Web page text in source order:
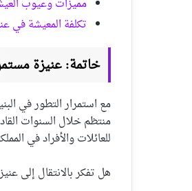
مميزات وعيوب
تكلفة المعيشة في
خاتمة: عنيزة
مع استمرار التطور في
منتظم خلال السنوات
للعائلات والأفراد في
هل تفكر بالانتقال إلى